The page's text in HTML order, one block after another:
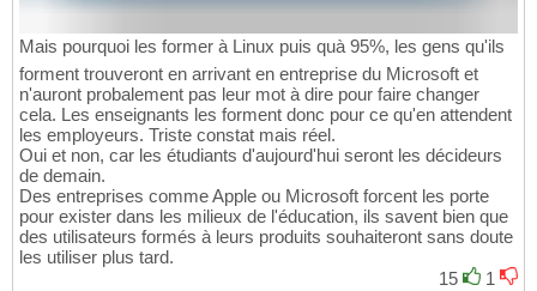
Mais pourquoi les former à Linux puis quà 95%, les gens qu'ils
forment trouveront en arrivant en entreprise du Microsoft et
n'auront probalement pas leur mot à dire pour faire changer
cela. Les enseignants les forment donc pour ce qu'en attendent
les employeurs. Triste constat mais réel.
Oui et non, car les étudiants d'aujourd'hui seront les décideurs
de demain.
Des entreprises comme Apple ou Microsoft forcent les porte
pour exister dans les milieux de l'éducation, ils savent bien que
des utilisateurs formés à leurs produits souhaiteront sans doute
les utiliser plus tard.
15
1